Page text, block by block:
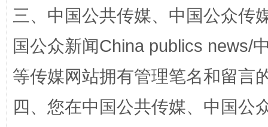
三、中国公共传媒、中国公众传
国公众新闻China publics news/
等传媒网站拥有管理笔名和留言
四、您在中国公共传媒、中国公